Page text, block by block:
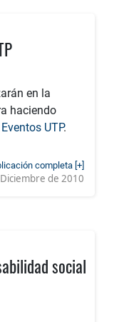
en la
haciendo
Eventos UTP.
completa [+]
de 2010
social